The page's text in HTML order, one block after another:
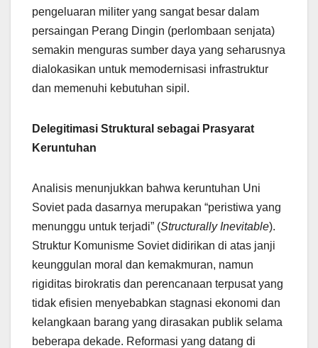
pengeluaran militer yang sangat besar dalam
persaingan Perang Dingin (perlombaan senjata)
semakin menguras sumber daya yang seharusnya
dialokasikan untuk memodernisasi infrastruktur
dan memenuhi kebutuhan sipil.
Delegitimasi Struktural sebagai Prasyarat
Keruntuhan
Analisis menunjukkan bahwa keruntuhan Uni
Soviet pada dasarnya merupakan “peristiwa yang
menunggu untuk terjadi” (Structurally Inevitable).
Struktur Komunisme Soviet didirikan di atas janji
keunggulan moral dan kemakmuran, namun
rigiditas birokratis dan perencanaan terpusat yang
tidak efisien menyebabkan stagnasi ekonomi dan
kelangkaan barang yang dirasakan publik selama
beberapa dekade. Reformasi yang datang di